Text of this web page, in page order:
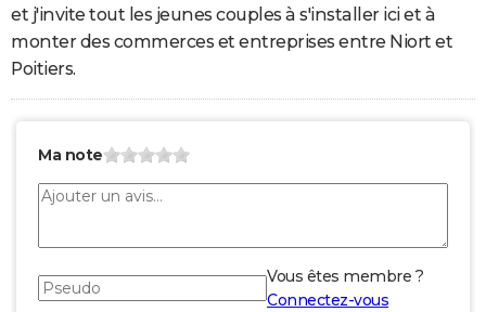
et j'invite tout les jeunes couples à s'installer ici et à
monter des commerces et entreprises entre Niort et
Poitiers.
Ma note
Vous êtes membre ?
Connectez-vous